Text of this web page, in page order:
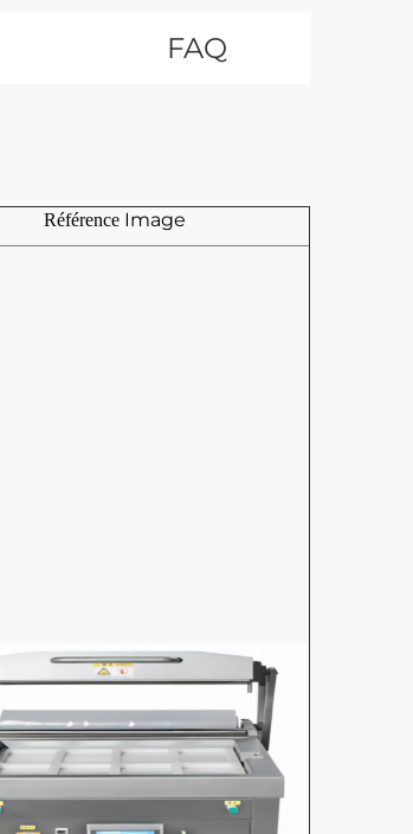
FAQ
Référence Image